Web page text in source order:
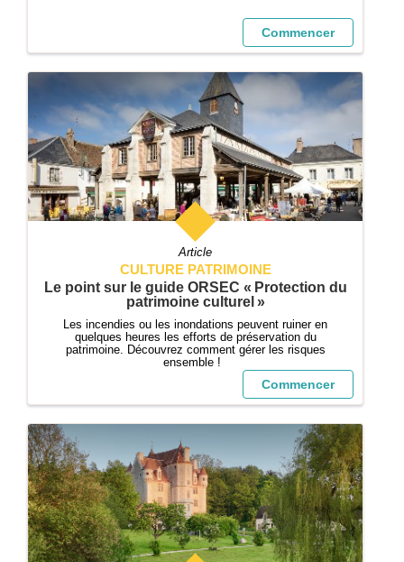
Commencer
Article
CULTURE PATRIMOINE
Le point sur le guide ORSEC « Protection du
patrimoine culturel »
Les incendies ou les inondations peuvent ruiner en
quelques heures les efforts de préservation du
patrimoine. Découvrez comment gérer les risques
ensemble !
Commencer